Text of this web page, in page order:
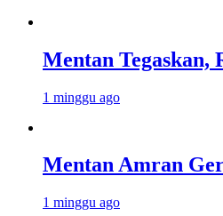
Mentan
1 minggu ago
Mentan Amran
1 minggu ago